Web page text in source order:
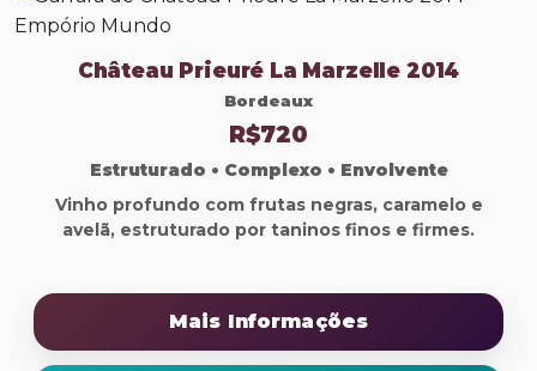
Château Prieuré La Marzelle 2014
Bordeaux
R$720
Estruturado • Complexo • Envolvente
Vinho profundo com frutas negras, caramelo e
avelã, estruturado por taninos finos e firmes.
Mais Informações